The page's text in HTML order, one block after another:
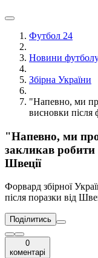
Футбол 24
Новини
Збірна України
"Напевно, ми
висновки після
"Напевно, ми
закликав робити
Швеції
Форвард збірної
після поразки від
Поділитись
0
коментарі